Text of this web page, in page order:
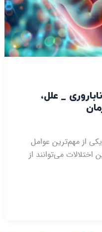
_ علل،
یکی از مهم‌ترین عوامل
اختلالات می‌توانند از